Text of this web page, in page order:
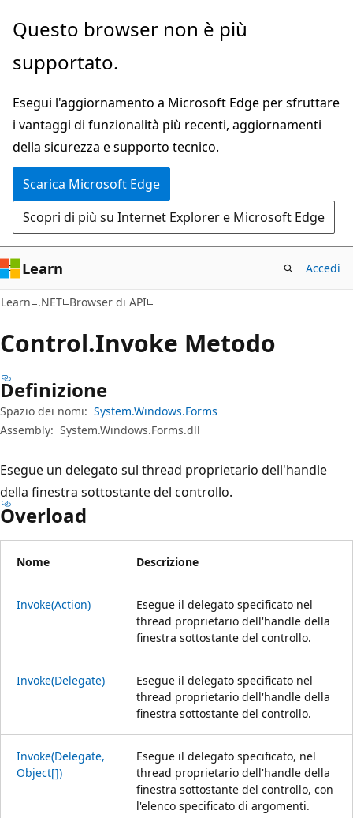
Ignora
passa
contenuto
principale
Passare
allo
spostamento
pagina
Questo browser non è più
supportato.
Esegui l'aggiornamento a Microsoft Edge per sfruttare
i vantaggi di funzionalità più recenti, aggiornamenti
della sicurezza e supporto tecnico.
Scarica Microsoft Edge
Scopri di più su Internet Explorer e Microsoft Edge
Learn Accedi
Learn .NET Browser di API
Control.Invoke Metodo
Definizione
Spazio dei nomi: System.Windows.Forms
Assembly: System.Windows.Forms.dll
Esegue un delegato sul thread proprietario dell'handle
della finestra sottostante del controllo.
Overload
Nome Descrizione
Invoke(Action)
Esegue il delegato specificato nel
thread proprietario dell'handle della
finestra sottostante del controllo.
Invoke(Delegate)
Esegue il delegato specificato nel
thread proprietario dell'handle della
finestra sottostante del controllo.
Invoke(Delegate,
Object[])
Esegue il delegato specificato, nel
thread proprietario dell'handle della
finestra sottostante del controllo, con
l'elenco specificato di argomenti.